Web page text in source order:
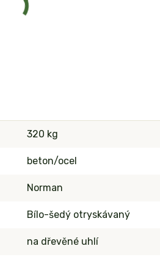
320 kg
beton/ocel
Norman
Bílo-šedý otryskávaný
na dřevěné uhlí